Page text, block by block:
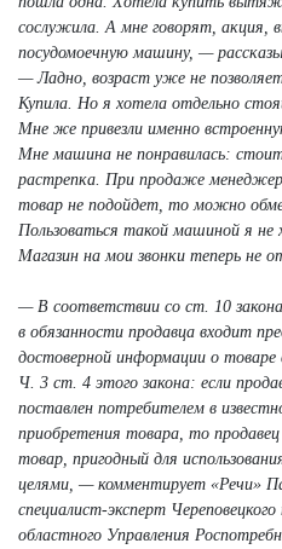
сослужила. А мне говорят, акция,
посудомоечную машину, —
— Ладно, возраст уже не
Купила. Но я хотела отдельно
Мне же привезли именно
Мне машина не понравилась:
растрепка. При продаже
товар не подойдет, то можно
Пользоваться такой машиной я не
Магазин на мои звонки теперь не
— В соответствии со ст. 10
в обязанности продавца входит
достоверной информации о товаре
Ч. 3 ст. 4 этого закона: если
поставлен потребителем в
приобретения товара, то
товар, пригодный для
целями, — комментирует «Речи»
специалист-эксперт
областного Управления